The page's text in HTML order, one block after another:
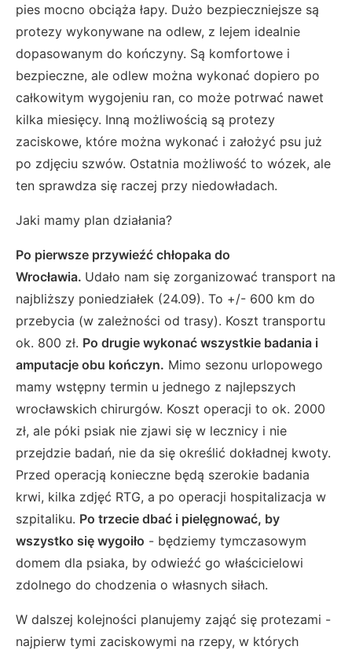
pies mocno obciąża łapy. Dużo bezpieczniejsze są
protezy wykonywane na odlew, z lejem idealnie
dopasowanym do kończyny. Są komfortowe i
bezpieczne, ale odlew można wykonać dopiero po
całkowitym wygojeniu ran, co może potrwać nawet
kilka miesięcy. Inną możliwością są protezy
zaciskowe, które można wykonać i założyć psu już
po zdjęciu szwów. Ostatnia możliwość to wózek, ale
ten sprawdza się raczej przy niedowładach.
Jaki mamy plan działania?
Po pierwsze przywieźć chłopaka do
Wrocławia. Udało nam się zorganizować transport na
najbliższy poniedziałek (24.09). To +/- 600 km do
przebycia (w zależności od trasy). Koszt transportu
ok. 800 zł. Po drugie wykonać wszystkie badania i
amputacje obu kończyn. Mimo sezonu urlopowego
mamy wstępny termin u jednego z najlepszych
wrocławskich chirurgów. Koszt operacji to ok. 2000
zł, ale póki psiak nie zjawi się w lecznicy i nie
przejdzie badań, nie da się określić dokładnej kwoty.
Przed operacją konieczne będą szerokie badania
krwi, kilka zdjęć RTG, a po operacji hospitalizacja w
szpitaliku. Po trzecie dbać i pielęgnować, by
wszystko się wygoiło - będziemy tymczasowym
domem dla psiaka, by odwieźć go właścicielowi
zdolnego do chodzenia o własnych siłach.
W dalszej kolejności planujemy zająć się protezami -
najpierw tymi zaciskowymi na rzepy, w których